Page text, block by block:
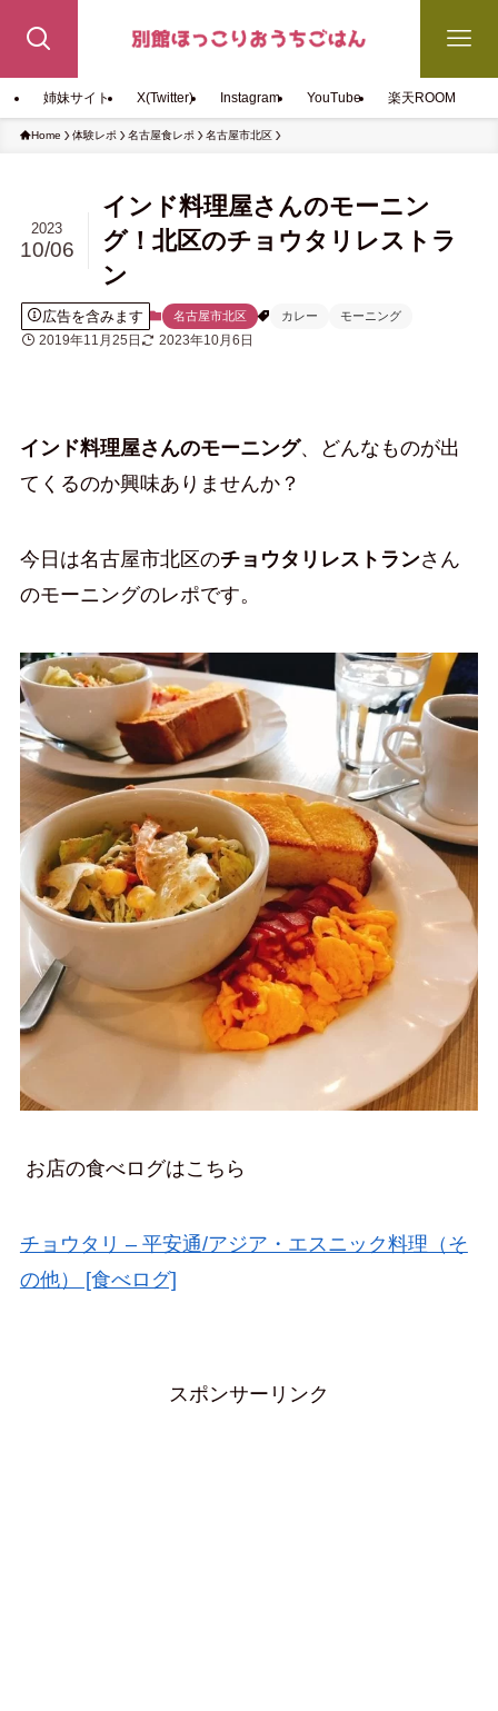
姉妹サイト X(Twitter) Instagram YouTube 楽天ROOM
Home 体験レポ 名古屋食レポ 名古屋市北区
インド料理屋さんのモーニン
グ！北区のチョウタリレストラ
ン
2023
10/06
広告を含みます 名古屋市北区 カレー モーニング
2019年11月25日 2023年10月6日
インド料理屋さんのモーニング、どんなものが出
てくるのか興味ありませんか？
今日は名古屋市北区のチョウタリレストランさん
のモーニングのレポです。
お店の食べログはこちら
チョウタリ – 平安通/アジア・エスニック料理（そ
の他） [食べログ]
スポンサーリンク